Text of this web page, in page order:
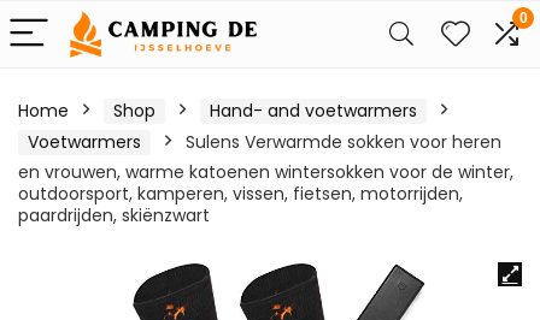
0
Home Shop
Hand- and voetwarmers
Voetwarmers
Sulens Verwarmde sokken voor heren
en vrouwen, warme katoenen wintersokken voor de winter,
outdoorsport, kamperen, vissen, fietsen, motorrijden,
paardrijden, skiënzwart